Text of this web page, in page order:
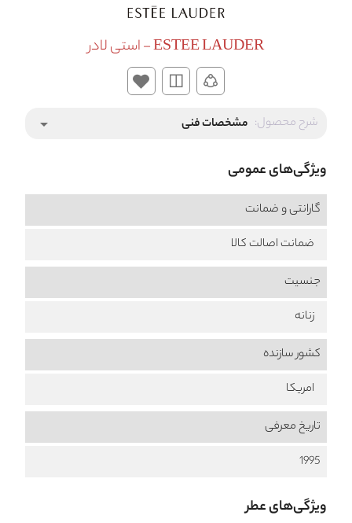
ESTEE LAUDER - استی لادر
شرح محصول: مشخصات فنی arrow_drop_down
ویژگی‌های عمومی
گارانتی و ضمانت
ضمانت اصالت کالا
جنسیت
زنانه
کشور سازنده
امریکا
تاریخ معرفی
1995
ویژگی‌های عطر